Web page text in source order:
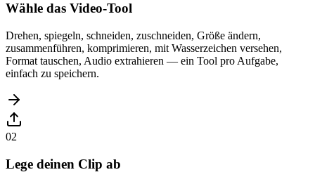
Wähle das Video-Tool
Drehen, spiegeln, schneiden, zuschneiden, Größe ändern,
zusammenführen, komprimieren, mit Wasserzeichen versehen,
Format tauschen, Audio extrahieren — ein Tool pro Aufgabe,
einfach zu speichern.
02
Lege deinen Clip ab